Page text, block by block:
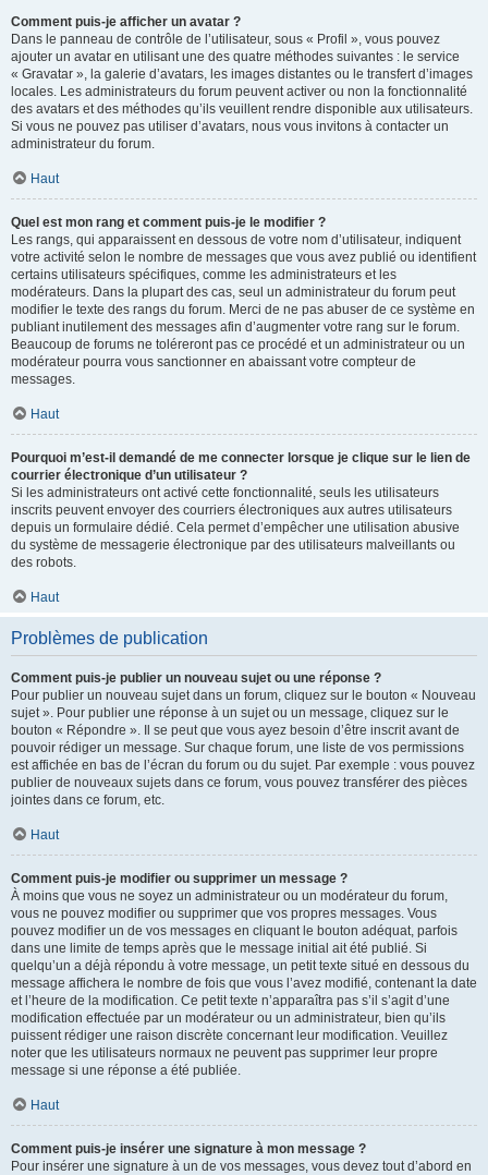
Comment puis-je afficher un avatar ?
Dans le panneau de contrôle de l’utilisateur, sous « Profil », vous pouvez
ajouter un avatar en utilisant une des quatre méthodes suivantes : le service
« Gravatar », la galerie d’avatars, les images distantes ou le transfert d’images
locales. Les administrateurs du forum peuvent activer ou non la fonctionnalité
des avatars et des méthodes qu’ils veuillent rendre disponible aux utilisateurs.
Si vous ne pouvez pas utiliser d’avatars, nous vous invitons à contacter un
administrateur du forum.
Haut
Quel est mon rang et comment puis-je le modifier ?
Les rangs, qui apparaissent en dessous de votre nom d’utilisateur, indiquent
votre activité selon le nombre de messages que vous avez publié ou identifient
certains utilisateurs spécifiques, comme les administrateurs et les
modérateurs. Dans la plupart des cas, seul un administrateur du forum peut
modifier le texte des rangs du forum. Merci de ne pas abuser de ce système en
publiant inutilement des messages afin d’augmenter votre rang sur le forum.
Beaucoup de forums ne toléreront pas ce procédé et un administrateur ou un
modérateur pourra vous sanctionner en abaissant votre compteur de
messages.
Haut
Pourquoi m’est-il demandé de me connecter lorsque je clique sur le lien de
courrier électronique d’un utilisateur ?
Si les administrateurs ont activé cette fonctionnalité, seuls les utilisateurs
inscrits peuvent envoyer des courriers électroniques aux autres utilisateurs
depuis un formulaire dédié. Cela permet d’empêcher une utilisation abusive
du système de messagerie électronique par des utilisateurs malveillants ou
des robots.
Haut
Problèmes de publication
Comment puis-je publier un nouveau sujet ou une réponse ?
Pour publier un nouveau sujet dans un forum, cliquez sur le bouton « Nouveau
sujet ». Pour publier une réponse à un sujet ou un message, cliquez sur le
bouton « Répondre ». Il se peut que vous ayez besoin d’être inscrit avant de
pouvoir rédiger un message. Sur chaque forum, une liste de vos permissions
est affichée en bas de l’écran du forum ou du sujet. Par exemple : vous pouvez
publier de nouveaux sujets dans ce forum, vous pouvez transférer des pièces
jointes dans ce forum, etc.
Haut
Comment puis-je modifier ou supprimer un message ?
À moins que vous ne soyez un administrateur ou un modérateur du forum,
vous ne pouvez modifier ou supprimer que vos propres messages. Vous
pouvez modifier un de vos messages en cliquant le bouton adéquat, parfois
dans une limite de temps après que le message initial ait été publié. Si
quelqu’un a déjà répondu à votre message, un petit texte situé en dessous du
message affichera le nombre de fois que vous l’avez modifié, contenant la date
et l’heure de la modification. Ce petit texte n’apparaîtra pas s’il s’agit d’une
modification effectuée par un modérateur ou un administrateur, bien qu’ils
puissent rédiger une raison discrète concernant leur modification. Veuillez
noter que les utilisateurs normaux ne peuvent pas supprimer leur propre
message si une réponse a été publiée.
Haut
Comment puis-je insérer une signature à mon message ?
Pour insérer une signature à un de vos messages, vous devez tout d’abord en